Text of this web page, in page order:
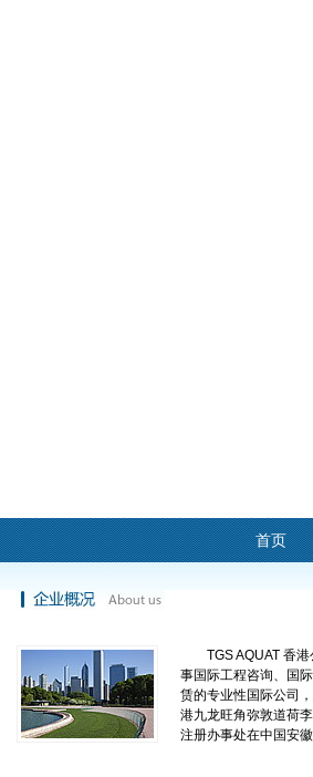
首页
TGS AQUAT 香港
事国际工程咨询、国
赁的专业性国际公司
港九龙旺角弥敦道荷
注册办事处在中国安